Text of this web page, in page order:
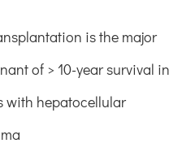
is the major
of > 10-year survival in
with hepatocellular